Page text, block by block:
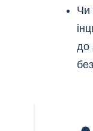
Чи
до